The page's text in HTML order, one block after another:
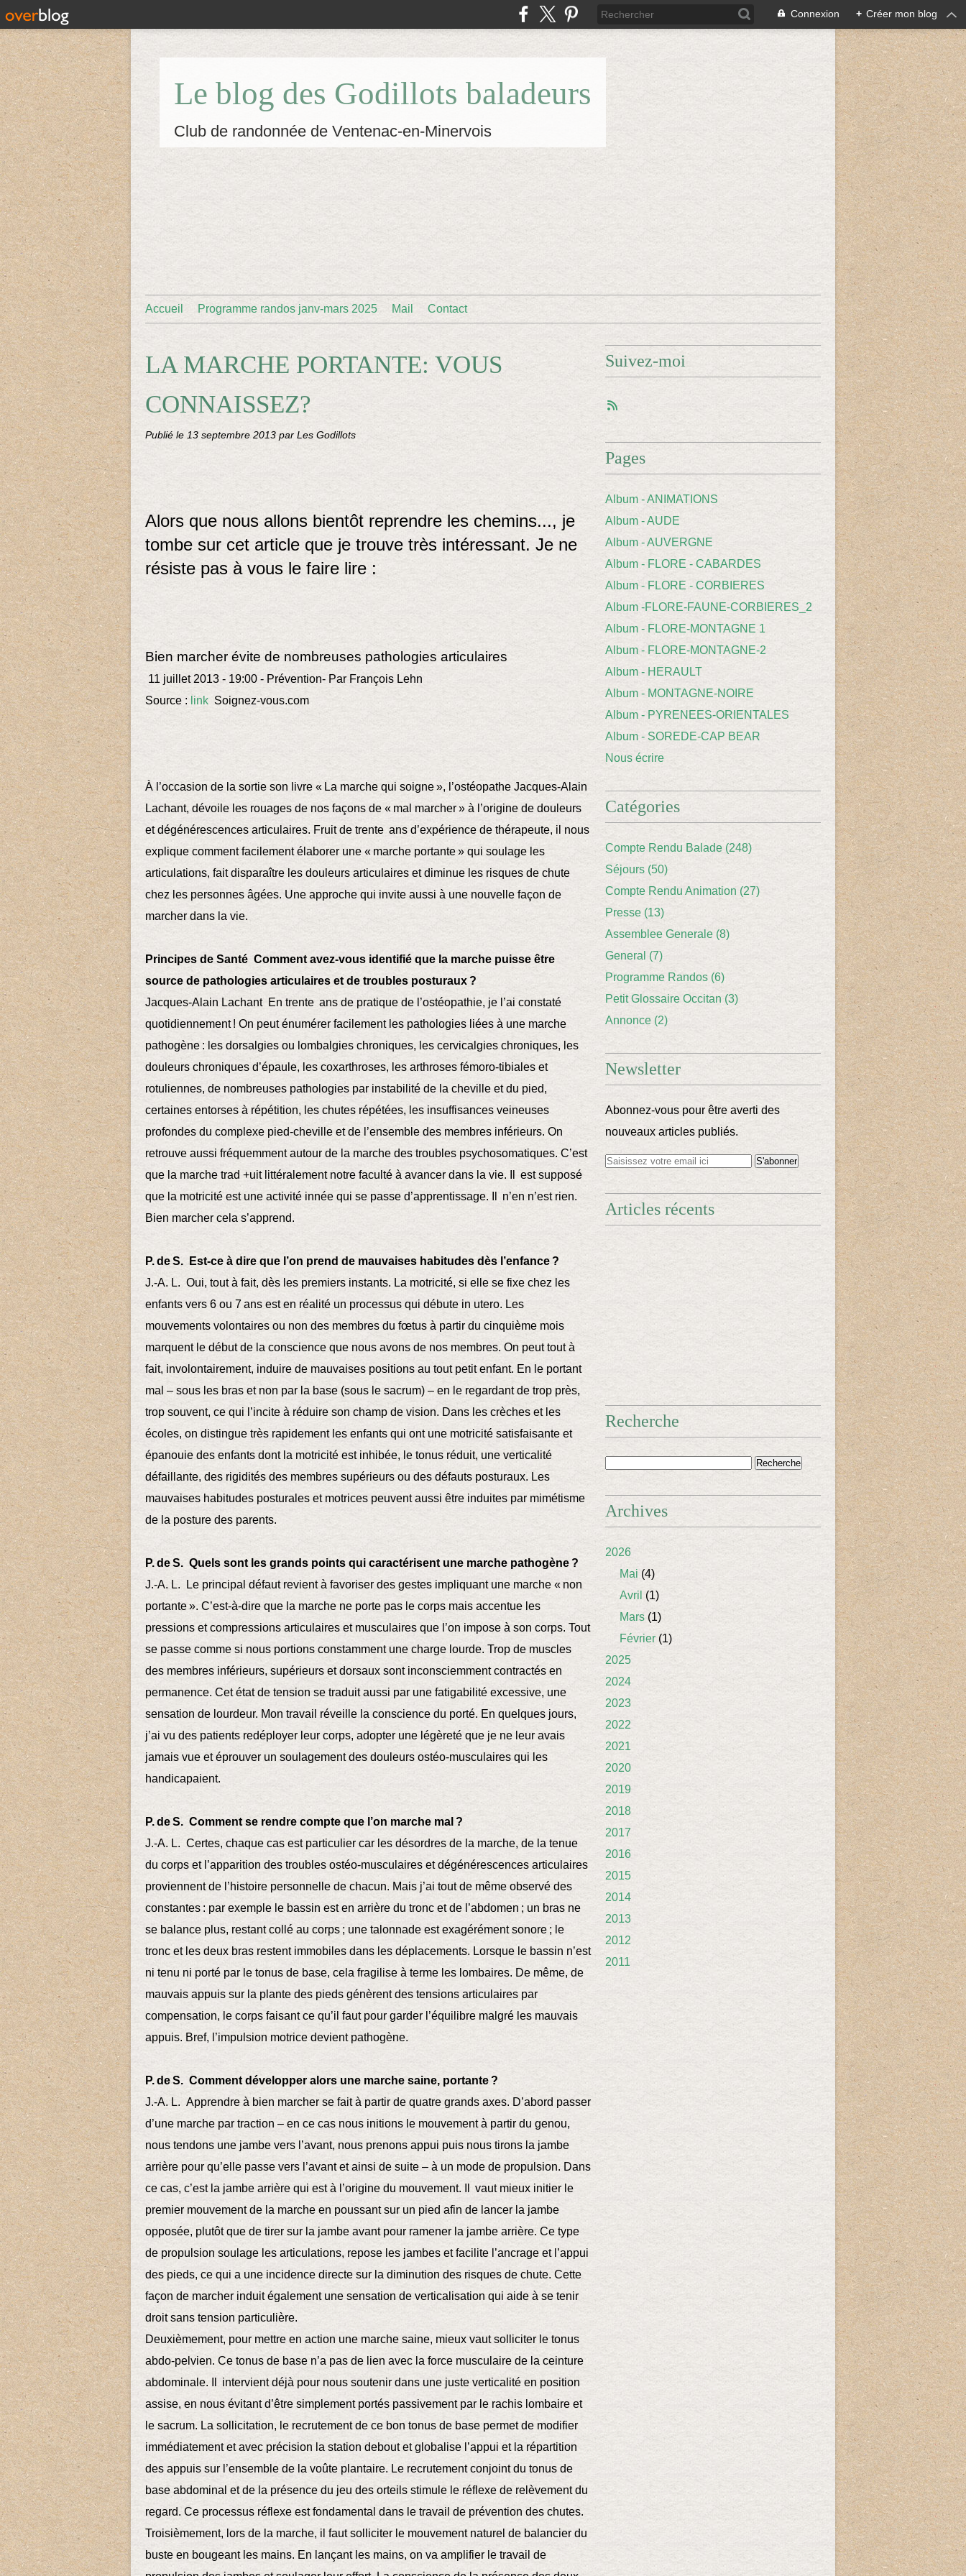
Connexion + Créer mon blog
Le blog des Godillots baladeurs
Club de randonnée de Ventenac-en-Minervois
Accueil Programme randos janv-mars 2025 Mail Contact
LA MARCHE PORTANTE: VOUS
CONNAISSEZ?
Publié le 13 septembre 2013 par Les Godillots
Alors que nous allons bientôt reprendre les chemins..., je
tombe sur cet article que je trouve très intéressant. Je ne
résiste pas à vous le faire lire :
Bien marcher évite de nombreuses pathologies articulaires
11 juillet 2013 - 19:00 - Prévention- Par François Lehn
Source : link Soignez-vous.com
À l’occasion de la sortie son livre « La marche qui soigne », l’ostéopathe Jacques-Alain
Lachant, dévoile les rouages de nos façons de « mal marcher » à l’origine de douleurs
et dégénérescences articulaires. Fruit de trente ans d’expérience de thérapeute, il nous
explique comment facilement élaborer une « marche portante » qui soulage les
articulations, fait disparaître les douleurs articulaires et diminue les risques de chute
chez les personnes âgées. Une approche qui invite aussi à une nouvelle façon de
marcher dans la vie.
Principes de Santé Comment avez-vous identifié que la marche puisse être
source de pathologies articulaires et de troubles posturaux ?
Jacques-Alain Lachant En trente ans de pratique de l’ostéopathie, je l’ai constaté
quotidiennement ! On peut énumérer facilement les pathologies liées à une marche
pathogène : les dorsalgies ou lombalgies chroniques, les cervicalgies chroniques, les
douleurs chroniques d’épaule, les coxarthroses, les arthroses fémoro-tibiales et
rotuliennes, de nombreuses pathologies par instabilité de la cheville et du pied,
certaines entorses à répétition, les chutes répétées, les insuffisances veineuses
profondes du complexe pied-cheville et de l’ensemble des membres inférieurs. On
retrouve aussi fréquemment autour de la marche des troubles psychosomatiques. C’est
que la marche trad +uit littéralement notre faculté à avancer dans la vie. Il est supposé
que la motricité est une activité innée qui se passe d’apprentissage. Il n’en n’est rien.
Bien marcher cela s’apprend.
P. de S. Est-ce à dire que l’on prend de mauvaises habitudes dès l’enfance ?
J.-A. L. Oui, tout à fait, dès les premiers instants. La motricité, si elle se fixe chez les
enfants vers 6 ou 7 ans est en réalité un processus qui débute in utero. Les
mouvements volontaires ou non des membres du fœtus à partir du cinquième mois
marquent le début de la conscience que nous avons de nos membres. On peut tout à
fait, involontairement, induire de mauvaises positions au tout petit enfant. En le portant
mal – sous les bras et non par la base (sous le sacrum) – en le regardant de trop près,
trop souvent, ce qui l’incite à réduire son champ de vision. Dans les crèches et les
écoles, on distingue très rapidement les enfants qui ont une motricité satisfaisante et
épanouie des enfants dont la motricité est inhibée, le tonus réduit, une verticalité
défaillante, des rigidités des membres supérieurs ou des défauts posturaux. Les
mauvaises habitudes posturales et motrices peuvent aussi être induites par mimétisme
de la posture des parents.
P. de S. Quels sont les grands points qui caractérisent une marche pathogène ?
J.-A. L. Le principal défaut revient à favoriser des gestes impliquant une marche « non
portante ». C’est-à-dire que la marche ne porte pas le corps mais accentue les
pressions et compressions articulaires et musculaires que l’on impose à son corps. Tout
se passe comme si nous portions constamment une charge lourde. Trop de muscles
des membres inférieurs, supérieurs et dorsaux sont inconsciemment contractés en
permanence. Cet état de tension se traduit aussi par une fatigabilité excessive, une
sensation de lourdeur. Mon travail réveille la conscience du porté. En quelques jours,
j’ai vu des patients redéployer leur corps, adopter une légèreté que je ne leur avais
jamais vue et éprouver un soulagement des douleurs ostéo-musculaires qui les
handicapaient.
P. de S. Comment se rendre compte que l’on marche mal ?
J.-A. L. Certes, chaque cas est particulier car les désordres de la marche, de la tenue
du corps et l’apparition des troubles ostéo-musculaires et dégénérescences articulaires
proviennent de l’histoire personnelle de chacun. Mais j’ai tout de même observé des
constantes : par exemple le bassin est en arrière du tronc et de l’abdomen ; un bras ne
se balance plus, restant collé au corps ; une talonnade est exagérément sonore ; le
tronc et les deux bras restent immobiles dans les déplacements. Lorsque le bassin n’est
ni tenu ni porté par le tonus de base, cela fragilise à terme les lombaires. De même, de
mauvais appuis sur la plante des pieds génèrent des tensions articulaires par
compensation, le corps faisant ce qu’il faut pour garder l’équilibre malgré les mauvais
appuis. Bref, l’impulsion motrice devient pathogène.
P. de S. Comment développer alors une marche saine, portante ?
J.-A. L. Apprendre à bien marcher se fait à partir de quatre grands axes. D’abord passer
d’une marche par traction – en ce cas nous initions le mouvement à partir du genou,
nous tendons une jambe vers l’avant, nous prenons appui puis nous tirons la jambe
arrière pour qu’elle passe vers l’avant et ainsi de suite – à un mode de propulsion. Dans
ce cas, c’est la jambe arrière qui est à l’origine du mouvement. Il vaut mieux initier le
premier mouvement de la marche en poussant sur un pied afin de lancer la jambe
opposée, plutôt que de tirer sur la jambe avant pour ramener la jambe arrière. Ce type
de propulsion soulage les articulations, repose les jambes et facilite l’ancrage et l’appui
des pieds, ce qui a une incidence directe sur la diminution des risques de chute. Cette
façon de marcher induit également une sensation de verticalisation qui aide à se tenir
droit sans tension particulière.
Deuxièmement, pour mettre en action une marche saine, mieux vaut solliciter le tonus
abdo-pelvien. Ce tonus de base n’a pas de lien avec la force musculaire de la ceinture
abdominale. Il intervient déjà pour nous soutenir dans une juste verticalité en position
assise, en nous évitant d’être simplement portés passivement par le rachis lombaire et
le sacrum. La sollicitation, le recrutement de ce bon tonus de base permet de modifier
immédiatement et avec précision la station debout et globalise l’appui et la répartition
des appuis sur l’ensemble de la voûte plantaire. Le recrutement conjoint du tonus de
base abdominal et de la présence du jeu des orteils stimule le réflexe de relèvement du
regard. Ce processus réflexe est fondamental dans le travail de prévention des chutes.
Troisièmement, lors de la marche, il faut solliciter le mouvement naturel de balancier du
buste en bougeant les mains. En lançant les mains, on va amplifier le travail de
Suivez-moi
Pages
Album - ANIMATIONS
Album - AUDE
Album - AUVERGNE
Album - FLORE - CABARDES
Album - FLORE - CORBIERES
Album -FLORE-FAUNE-CORBIERES_2
Album - FLORE-MONTAGNE 1
Album - FLORE-MONTAGNE-2
Album - HERAULT
Album - MONTAGNE-NOIRE
Album - PYRENEES-ORIENTALES
Album - SOREDE-CAP BEAR
Nous écrire
Catégories
Compte Rendu Balade (248)
Séjours (50)
Compte Rendu Animation (27)
Presse (13)
Assemblee Generale (8)
General (7)
Programme Randos (6)
Petit Glossaire Occitan (3)
Annonce (2)
Newsletter
Abonnez-vous pour être averti des
nouveaux articles publiés.
Articles récents
Recherche
Archives
2026
Mai (4)
Avril (1)
Mars (1)
Février (1)
2025
2024
2023
2022
2021
2020
2019
2018
2017
2016
2015
2014
2013
2012
2011